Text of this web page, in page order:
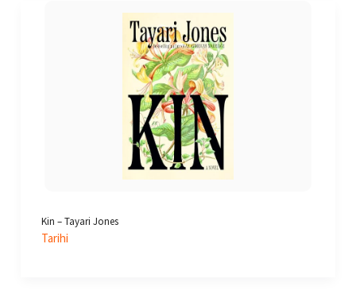
Kin – Tayari Jones
Tarihi